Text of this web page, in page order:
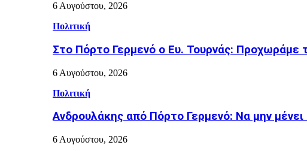
6 Αυγούστου, 2026
Πολιτική
Στο Πόρτο Γερμενό ο Ευ. Τουρνάς:
6 Αυγούστου, 2026
Πολιτική
Ανδρουλάκης από Πόρτο Γερμενό: Να μην
6 Αυγούστου, 2026